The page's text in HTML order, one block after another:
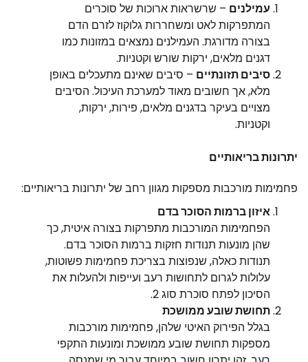
עמילנים – שרשראות ארוכות של סוכרים
המתפרקות לאט ומשחררות גלוקוז לזרם הדם
בצורה מדורגת. העמילנים נמצאים במזונות כמו
דגנים מלאים, ירקות שורש וקטניות.
סיבים תזונתיים – סיבים שאינם מתעכלים באופן
מלא, אך חשובים מאוד למערכת העיכול. הסיבים
מצויים בעיקר בדגנים מלאים, פירות, ירקות,
וקטניות.
יתרונות בריאותיים
פחמימות מורכבות מספקות מגוון רחב של יתרונות בריאותיים:
איזון ברמות הסוכר בדם
הפחמימות המורכבות מתפרקות בצורה איטית, כך
שהן מונעות תנודות חזקות ברמות הסוכר בדם.
תנודות כאלה, שנפוצות בצריכת פחמימות פשוטות,
עלולות לגרום לתחושות רעב ועייפות ולהעלות את
הסיכון לפתח סוכרת סוג 2.
תחושת שובע ממושכת
בגלל הפירוק האיטי שלהן, פחמימות מורכבות
מספקות תחושת שובע ממושכת ומונעות התקפי